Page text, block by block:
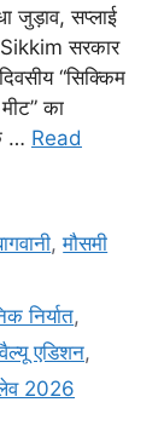
जुड़ाव, सप्लाई
सरकार
“सिक्किम
का
… Read
,मौसमी
निर्यात,
वैल्यू एडिशन,
2026